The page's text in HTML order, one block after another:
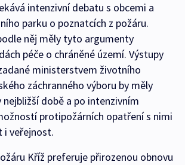
intenzivní debatu s obcemi a
parku o poznatcích z požáru.
něj měly tyto argumenty
péče o chráněné území. Výstupy
ministerstvem životního
záchranného výboru by měly
době a po intenzivním
protipožárních opatření s nimi
i veřejnost.
Kříž preferuje přirozenou obnovu